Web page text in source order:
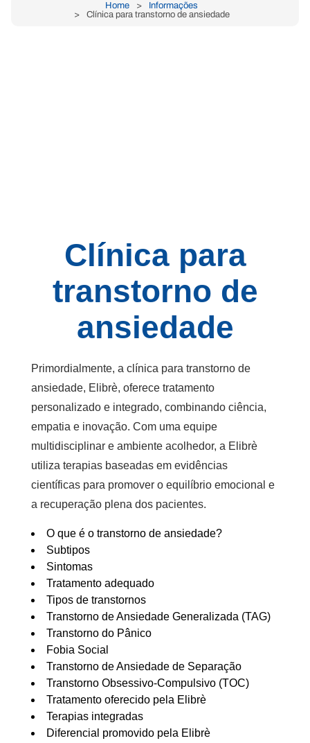
Home
Informações
Clínica para transtorno de ansiedade
Clínica para
transtorno de
ansiedade
Primordialmente, a clínica para transtorno de
ansiedade, Elibrè, oferece tratamento
personalizado e integrado, combinando ciência,
empatia e inovação. Com uma equipe
multidisciplinar e ambiente acolhedor, a Elibrè
utiliza terapias baseadas em evidências
científicas para promover o equilíbrio emocional e
a recuperação plena dos pacientes.
O que é o transtorno de ansiedade?
Subtipos
Sintomas
Tratamento adequado
Tipos de transtornos
Transtorno de Ansiedade Generalizada (TAG)
Transtorno do Pânico
Fobia Social
Transtorno de Ansiedade de Separação
Transtorno Obsessivo-Compulsivo (TOC)
Tratamento oferecido pela Elibrè
Terapias integradas
Diferencial promovido pela Elibrè